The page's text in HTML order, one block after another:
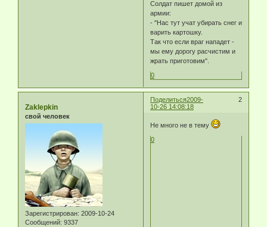
Солдат пишет домой из
армии:
- "Нас тут учат убирать снег и
варить картошку.
Так что если враг нападет -
мы ему дорогу расчистим и
жрать приготовим".
0
Поделиться 2
2009-
10-26 14:08:18
Zaklepkin
свой человек
Зарегистрирован: 2009-10-24
Сообщений: 9337
Не много не в тему
0